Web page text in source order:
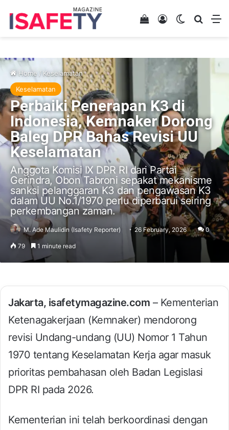
Switch skin
Log In
View your
Home /Keselamatan
Keselamatan
Perbaiki Penerapan K3 di
Indonesia, Kemnaker Dorong
Baleg DPR Bahas Revisi UU
Keselamatan
Anggota Komisi IX DPR RI dari Partai
Gerindra, Obon Tabroni sepakat mekanisme
sanksi pelanggaran K3 dan pengawasan K3
dalam UU No.1/1970 perlu diperbarui seiring
perkembangan zaman.
M. Ade Maulidin (Isafety Reporter) 26 February, 2026 0
79 1 minute read
Jakarta, isafetymagazine.com – Kementerian
Ketenagakerjaan (Kemnaker) mendorong
revisi Undang-undang (UU) Nomor 1 Tahun
1970 tentang Keselamatan Kerja agar masuk
prioritas pembahasan oleh Badan Legislasi
DPR RI pada 2026.
Kementerian ini telah berkoordinasi dengan